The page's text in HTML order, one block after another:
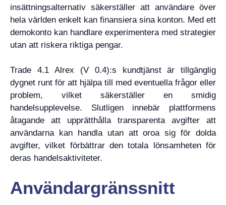
insättningsalternativ säkerställer att användare över
hela världen enkelt kan finansiera sina konton. Med ett
demokonto kan handlare experimentera med strategier
utan att riskera riktiga pengar.
Trade 4.1 Alrex (V 0.4):s kundtjänst är tillgänglig
dygnet runt för att hjälpa till med eventuella frågor eller
problem, vilket säkerställer en smidig
handelsupplevelse. Slutligen innebär plattformens
åtagande att upprätthålla transparenta avgifter att
användarna kan handla utan att oroa sig för dolda
avgifter, vilket förbättrar den totala lönsamheten för
deras handelsaktiviteter.
Användargränssnitt